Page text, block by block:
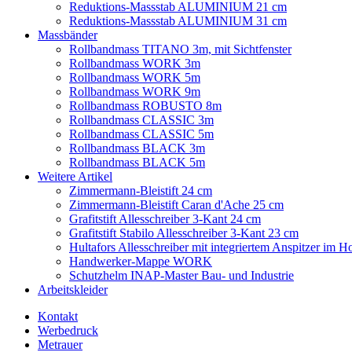
Reduktions-Massstab ALUMINIUM 21 cm
Reduktions-Massstab ALUMINIUM 31 cm
Massbänder
Rollbandmass TITANO 3m, mit Sichtfenster
Rollbandmass WORK 3m
Rollbandmass WORK 5m
Rollbandmass WORK 9m
Rollbandmass ROBUSTO 8m
Rollbandmass CLASSIC 3m
Rollbandmass CLASSIC 5m
Rollbandmass BLACK 3m
Rollbandmass BLACK 5m
Weitere Artikel
Zimmermann-Bleistift 24 cm
Zimmermann-Bleistift Caran d'Ache 25 cm
Grafitstift Allesschreiber 3-Kant 24 cm
Grafitstift Stabilo Allesschreiber 3-Kant 23 cm
Hultafors Allesschreiber mit integriertem Anspitzer im
Handwerker-Mappe WORK
Schutzhelm INAP-Master Bau- und Industrie
Arbeitskleider
Kontakt
Werbedruck
Metrauer